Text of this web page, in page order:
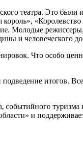
театра. Это были
Молодые режиссеры,
и человеческого
Что особо
итогов.
событийного
и